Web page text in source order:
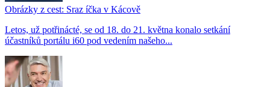
Obrázky z cest: Sraz íčka v Kácově
Letos, už potřinácté, se od 18. do 21. května konalo setkání
účastníků portálu i60 pod vedením našeho...